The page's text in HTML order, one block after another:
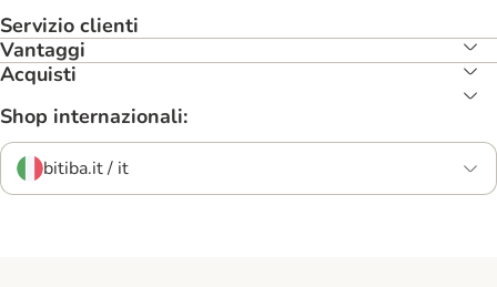
Servizio clienti
Vantaggi
Acquisti
Shop internazionali:
bitiba.it / it